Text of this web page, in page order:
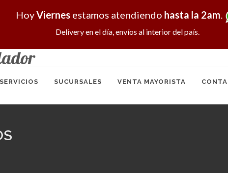
HoyViernesestamos atendiendo hasta la 2am.
Delivery en el día, envíos al interior del país.
SERVICIOS SUCURSALES VENTA MAYORISTA